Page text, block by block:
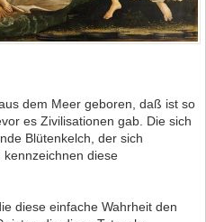
dem Meer geboren, daß ist so
es Zivilisationen gab. Die sich
Blütenkelch, der sich
diese
diese einfache Wahrheit den